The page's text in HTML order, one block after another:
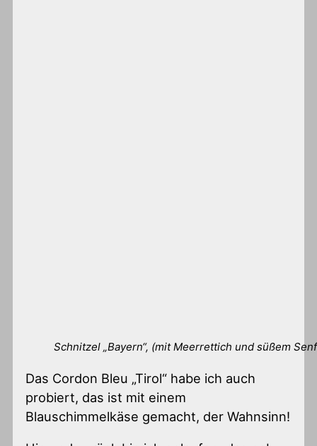
Schnitzel „Bayern“, (mit Meerrettich und süßem
Das Cordon Bleu „Tirol“ habe ich auch
probiert, das ist mit einem
Blauschimmelkäse gemacht, der Wahnsinn!